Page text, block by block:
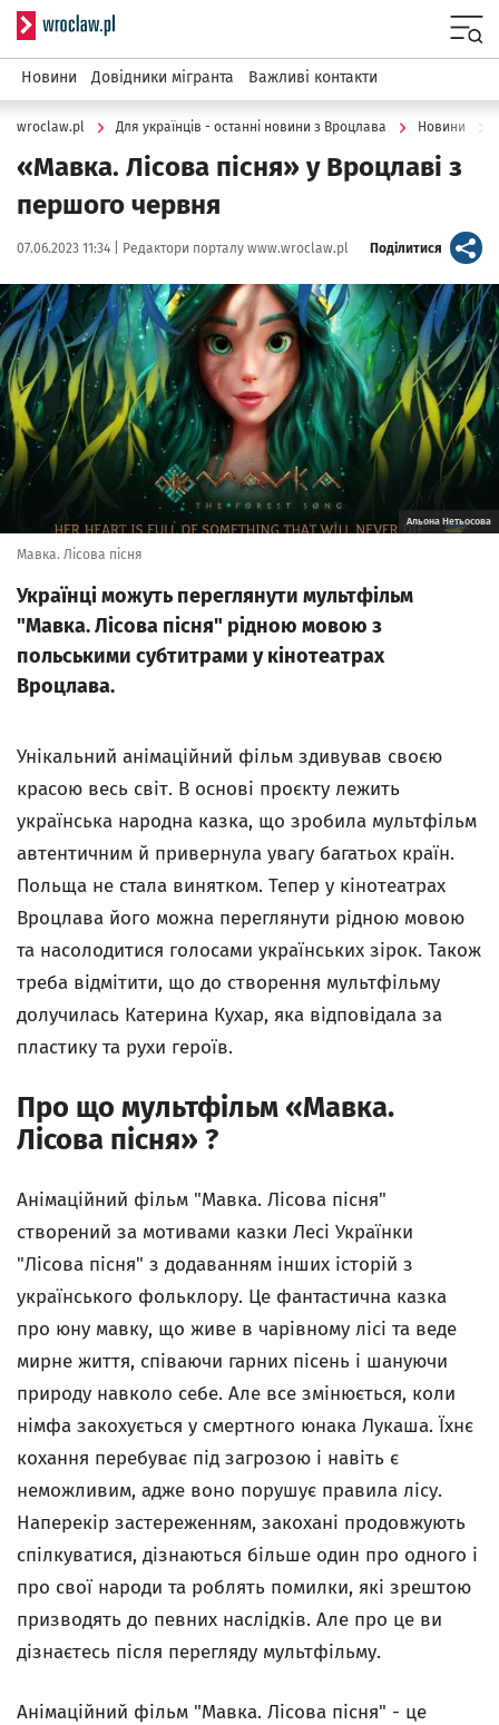
Serwis informacyjny wroclaw.pl
Новини Довідники мігранта Важливі контакти
wroclaw.pl Для українців - останні новини з Вроцлава Новини
«Мавка. Лісова пісня» у Вроцлаві з
першого червня
Data publikacji:
07.06.2023 11:34 | Autor:
Редактори порталу www.wroclaw.pl Поділитися artykuł
Kliknij, aby powiększyć
Альона Нетьосова
Мавка. Лісова пісня
Українці можуть переглянути мультфільм
"Мавка. Лісова пісня" рідною мовою з
польськими субтитрами у кінотеатрах
Вроцлава.
Унікальний анімаційний фільм здивував своєю
красою весь світ. В основі проєкту лежить
українська народна казка, що зробила мультфільм
автентичним й привернула увагу багатьох країн.
Польща не стала винятком. Тепер у кінотеатрах
Вроцлава його можна переглянути рідною мовою
та насолодитися голосами українських зірок. Також
треба відмітити, що до створення мультфільму
долучилась Катерина Кухар, яка відповідала за
пластику та рухи героїв.
Про що мультфільм «Мавка.
Лісова пісня» ?
Анімаційний фільм "Мавка. Лісова пісня"
створений за мотивами казки Лесі Українки
"Лісова пісня" з додаванням інших історій з
українського фольклору. Це фантастична казка
про юну мавку, що живе в чарівному лісі та веде
мирне життя, співаючи гарних пісень і шануючи
природу навколо себе. Але все змінюється, коли
німфа закохується у смертного юнака Лукаша. Їхнє
кохання перебуває під загрозою і навіть є
неможливим, адже воно порушує правила лісу.
Наперекір застереженням, закохані продовжують
спілкуватися, дізнаються більше один про одного і
про свої народи та роблять помилки, які зрештою
призводять до певних наслідків. Але про це ви
дізнаєтесь після перегляду мультфільму.
Анімаційний фільм "Мавка. Лісова пісня" - це